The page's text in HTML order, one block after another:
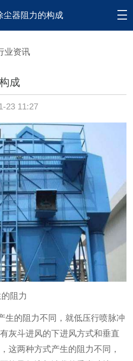
尘器阻力的构成
业资讯
成
23 11:27
阻力
的阻力不同，就低压行喷脉冲
灰斗进风的下进风方式和垂直
这两种方式产生的阻力不同，